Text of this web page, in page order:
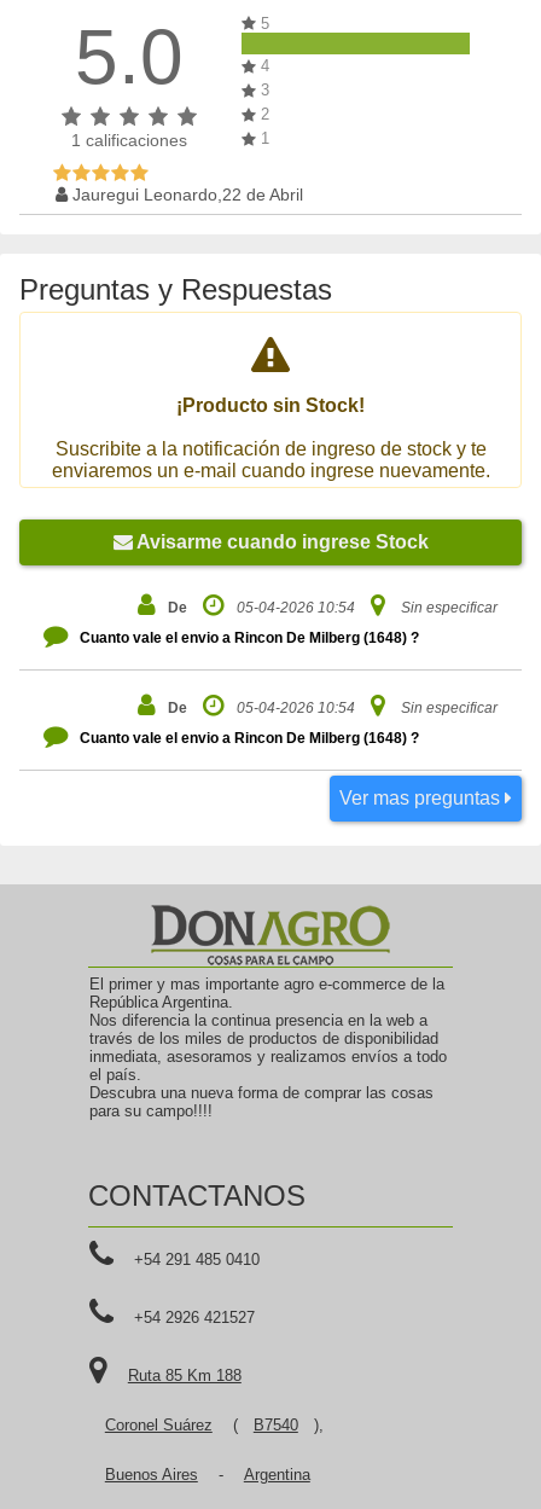
5.0
1 calificaciones
5
4
3
2
1
Jauregui Leonardo,22 de Abril
Preguntas y Respuestas
¡Producto sin Stock!
Suscribite a la notificación de ingreso de stock y te
enviaremos un e-mail cuando ingrese nuevamente.
Avisarme cuando ingrese Stock
De 05-04-2026 10:54
Sin especificar
Cuanto vale el envio a Rincon De Milberg (1648) ?
De 05-04-2026 10:54
Sin especificar
Cuanto vale el envio a Rincon De Milberg (1648) ?
Ver mas preguntas
El primer y mas importante agro e-commerce de la
República Argentina.
Nos diferencia la continua presencia en la web a
través de los miles de productos de disponibilidad
inmediata, asesoramos y realizamos envíos a todo
el país.
Descubra una nueva forma de comprar las cosas
para su campo!!!!
CONTACTANOS
+54 291 485 0410
+54 2926 421527
Ruta 85 Km 188
Coronel Suárez ( B7540 ),
Buenos Aires - Argentina